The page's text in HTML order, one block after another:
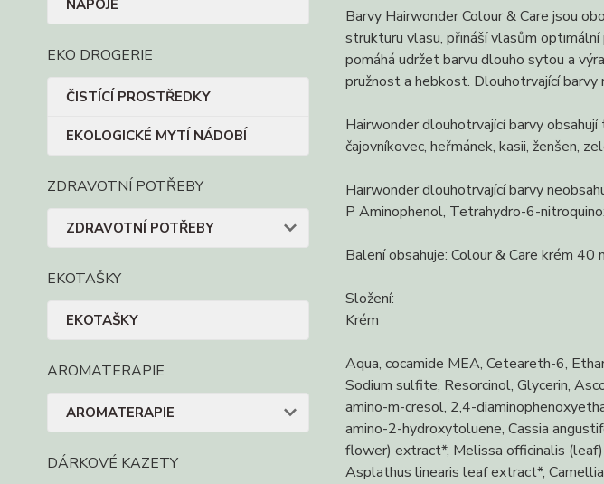
NÁPOJE
EKO DROGERIE
ČISTÍCÍ PROSTŘEDKY
EKOLOGICKÉ MYTÍ NÁDOBÍ
ZDRAVOTNÍ POTŘEBY
ZDRAVOTNÍ POTŘEBY
EKOTAŠKY
EKOTAŠKY
AROMATERAPIE
AROMATERAPIE
DÁRKOVÉ KAZETY
Barvy Hairwonder Colour & Care jsou
strukturu vlasu, přináší vlasům
pomáhá udržet barvu dlouho sytou a
pružnost a hebkost. Dlouhotrvající
Hairwonder dlouhotrvající barvy
čajovníkovec, heřmánek, kasii, ženšen,
Hairwonder dlouhotrvající barvy
P Aminophenol, Tetrahydro-6-
Balení obsahuje: Colour & Care krém
Složení:
Krém
Aqua, cocamide MEA, Ceteareth-6,
Sodium sulfite, Resorcinol, Glycerin,
amino-m-cresol, 2,4-
amino-2-hydroxytoluene, Cassia
flower) extract*, Melissa officinalis
Asplathus linearis leaf extract*,